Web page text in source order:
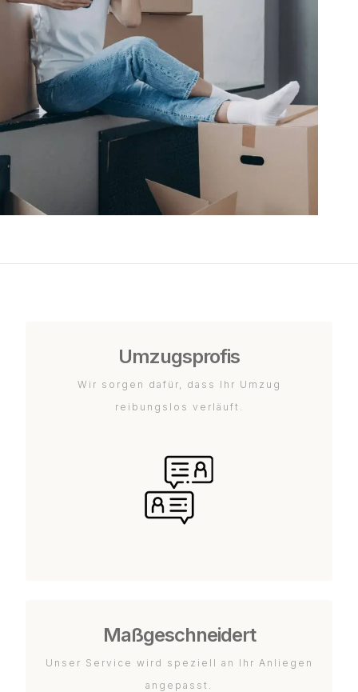
Umzugsprofis
Wir sorgen dafür, dass Ihr Umzug
reibungslos verläuft.
Maßgeschneidert
Unser Service wird speziell an Ihr Anliegen
angepasst.